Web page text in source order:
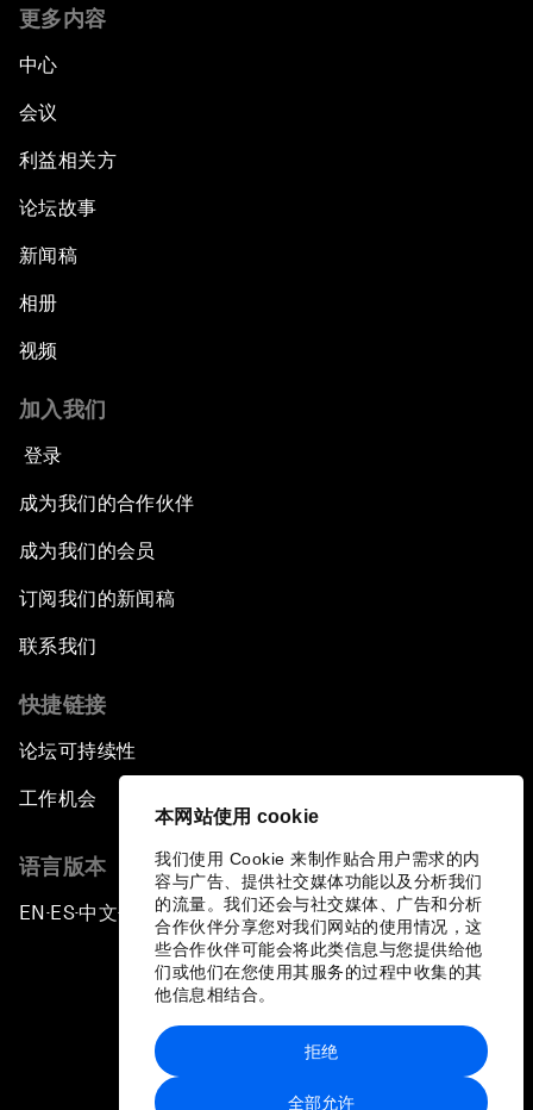
本网站使用 cookie
我们使用 Cookie 来制作贴合用户需求的内
容与广告、提供社交媒体功能以及分析我们
的流量。我们还会与社交媒体、广告和分析
合作伙伴分享您对我们网站的使用情况，这
些合作伙伴可能会将此类信息与您提供给他
们或他们在您使用其服务的过程中收集的其
他信息相结合。
全部允许
拒绝
更多内容
中心
会议
利益相关方
论坛故事
新闻稿
相册
视频
加入我们
登录
成为我们的合作伙伴
成为我们的会员
订阅我们的新闻稿
联系我们
快捷链接
论坛可持续性
工作机会
语言版本
EN ▪ES▪中文▪ 日本語